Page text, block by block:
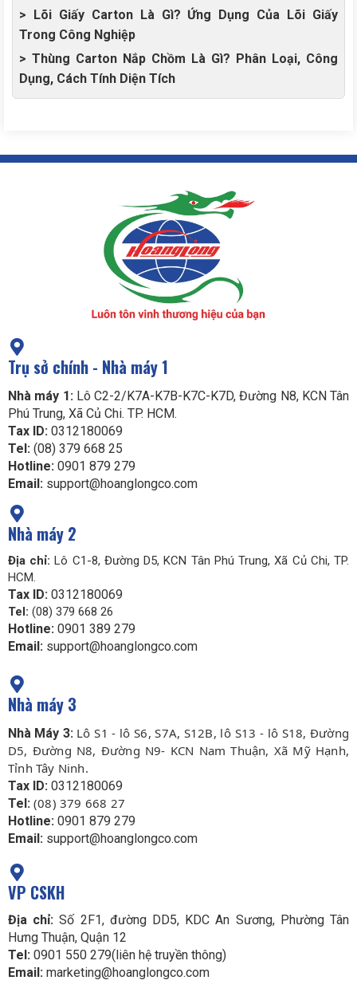
> Lõi Giấy Carton Là Gì? Ứng Dụng Của Lõi Giấy
Trong Công Nghiệp
> Thùng Carton Nắp Chồm Là Gì? Phân Loại, Công
Dụng, Cách Tính Diện Tích
Trụ sở chính - Nhà máy 1
Nhà máy 1:Lô C2-2/K7A-K7B-K7C-K7D, Đường N8, KCN Tân
Phú Trung, Xã Củ Chi. TP. HCM.
Tax ID: 0312180069
Tel: (08) 379 668 25
Hotline: 0901 879 279
Email: support@hoanglongco.com
Nhà máy 2
Địa chỉ: Lô C1-8, Đường D5, KCN Tân Phú Trung, Xã Củ Chi, TP.
HCM.
Tax ID: 0312180069
Tel: (08) 379 668 26
Hotline: 0901 389 279
Email: support@hoanglongco.com
Nhà máy 3
Nhà Máy 3: Lô S1 - lô S6, S7A, S12B, lô S13 - lô S18, Đường
D5, Đường N8, Đường N9- KCN Nam Thuận, Xã Mỹ Hạnh,
Tỉnh Tây Ninh.
Tax ID: 0312180069
Tel: (08) 379 668 27
Hotline: 0901 879 279
Email: support@hoanglongco.com
VP CSKH
Địa chỉ: Số 2F1, đường DD5, KDC An Sương, Phường Tân
Hưng Thuận, Quận 12
Tel: 0901 550 279(liên hệ truyền thông)
Email: marketing@hoanglongco.com